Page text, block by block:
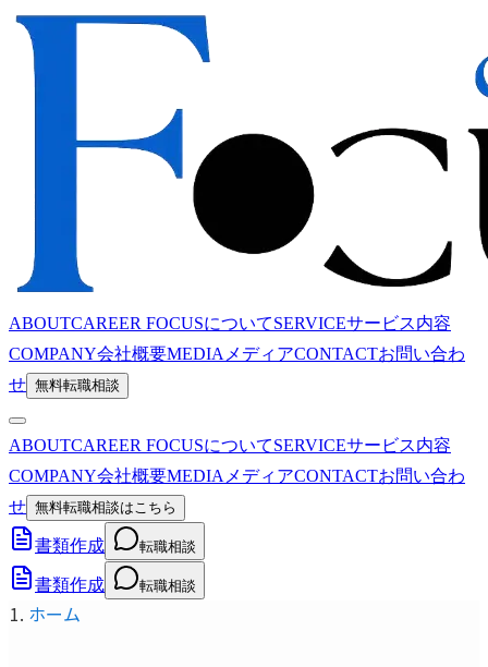
ABOUTCAREER FOCUSについてSERVICEサービス内容
COMPANY会社概要MEDIA メディアCONTACTお問い合わ
せ 無料転職相談
ABOUTCAREER FOCUSについてSERVICEサービス内容
COMPANY会社概要MEDIA メディアCONTACTお問い合わ
せ 無料転職相談はこちら
書類作成 転職相談
書類作成 転職相談
ホーム